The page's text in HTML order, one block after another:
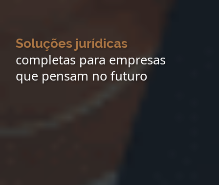
Soluções jurídicas
completas para empresas
que pensam no futuro